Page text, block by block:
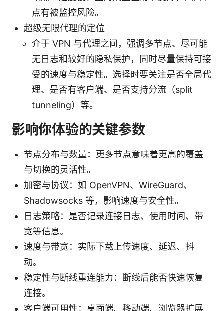
点有被监控风险。
超级无限代理的定位
介于 VPN 与代理之间，强调多节点、尽可能
无日志和较好的隐私保护，同时尽量保持可接
受的速度与稳定性。选择时要关注是否全局代
理、是否有客户端、是否支持分流（split
tunneling）等。
影响你体验的关键参数
节点分布与数量：更多节点意味着更高的覆盖
与切换的灵活性。
加密与协议：如 OpenVPN、WireGuard、
Shadowsocks 等，影响速度与安全性。
日志策略：是否记录连接日志、使用时间、带
宽等信息。
速度与带宽：实际下载上传速度、延迟、抖
动。
稳定性与断线重连能力：断线后能否快速恢复
连接。
客户端可用性：桌面端、移动端、浏览器扩展